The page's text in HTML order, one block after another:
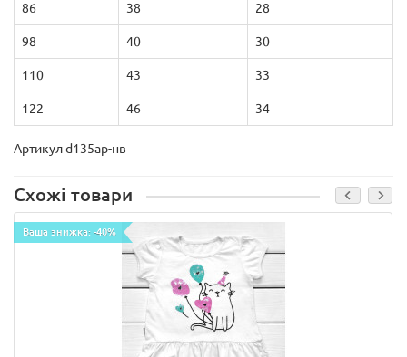
86 38 28
98 40 30
110 43 33
122 46 34
Артикул d135ар-нв
Схожі товари
Ваша знижка: -40%